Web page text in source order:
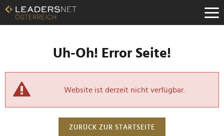
Uh-Oh! Error Seite!
Website ist derzeit nicht verfügbar.
ZURÜCK ZUR STARTSEITE